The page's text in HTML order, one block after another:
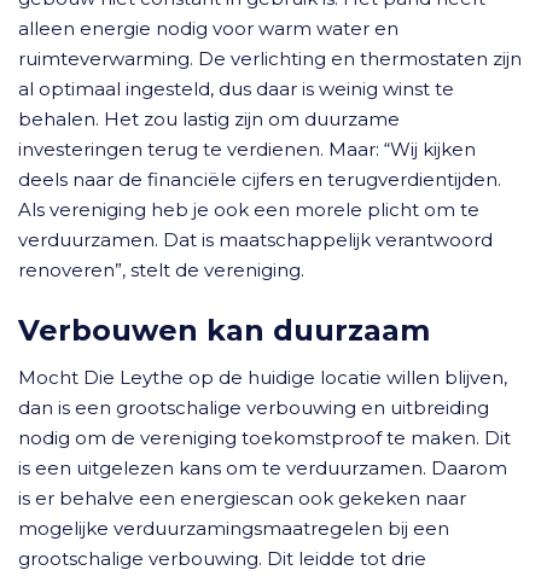
alleen energie nodig voor warm water en
ruimteverwarming. De verlichting en thermostaten zijn
al optimaal ingesteld, dus daar is weinig winst te
behalen. Het zou lastig zijn om duurzame
investeringen terug te verdienen. Maar: “Wij kijken
deels naar de financiële cijfers en terugverdientijden.
Als vereniging heb je ook een morele plicht om te
verduurzamen. Dat is maatschappelijk verantwoord
renoveren”, stelt de vereniging.
Verbouwen kan duurzaam
Mocht Die Leythe op de huidige locatie willen blijven,
dan is een grootschalige verbouwing en uitbreiding
nodig om de vereniging toekomstproof te maken. Dit
is een uitgelezen kans om te verduurzamen. Daarom
is er behalve een energiescan ook gekeken naar
mogelijke verduurzamingsmaatregelen bij een
grootschalige verbouwing. Dit leidde tot drie